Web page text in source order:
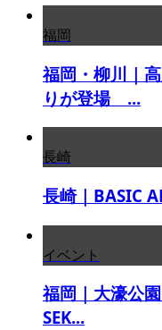
福岡
福岡・柳川｜
りが登場 ...
長崎
長崎｜BASIC
イベント
福岡｜大濠公
SEK...